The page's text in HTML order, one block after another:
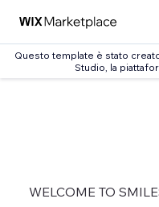
Questo template è stato
Studio, la